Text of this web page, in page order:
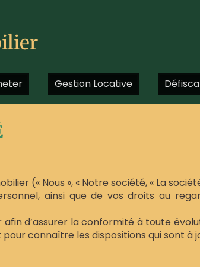
Gestion Locative
(« Nous », « Notre société, « La
ainsi que de vos droits au
d’assurer la conformité à toute
connaître les dispositions qui sont à